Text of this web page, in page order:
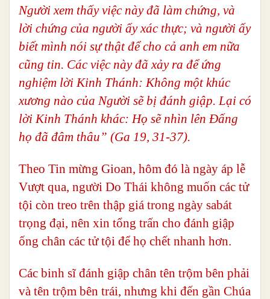
Người xem thấy việc này đã làm chứng, và
lời chứng của người ấy xác thực; và người ấy
biết mình nói sự thật để cho cả anh em nữa
cũng tin. Các việc này đã xảy ra để ứng
nghiệm lời Kinh Thánh: Không một khúc
xương nào của Người sẽ bị đánh giập. Lại có
lời Kinh Thánh khác: Họ sẽ nhìn lên Đấng
họ đã đâm thâu” (Ga 19, 31-37).
Theo Tin mừng Gioan, hôm đó là ngày áp lễ
Vượt qua, người Do Thái không muốn các tử
tội còn treo trên thập giá trong ngày sabát
trọng đại, nên xin tổng trấn cho đánh giập
ống chân các tử tội để họ chết nhanh hơn.
Các binh sĩ đánh giập chân tên trộm bên phải
và tên trộm bên trái, nhưng khi đến gần Chúa